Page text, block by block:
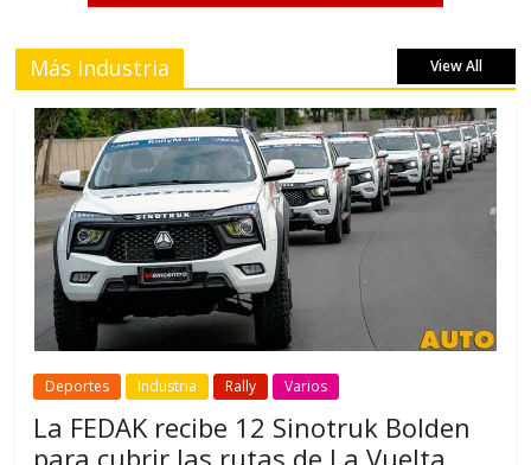
Más Industria View All
Deportes Industria Rally Varios
La FEDAK recibe 12 Sinotruk Bolden